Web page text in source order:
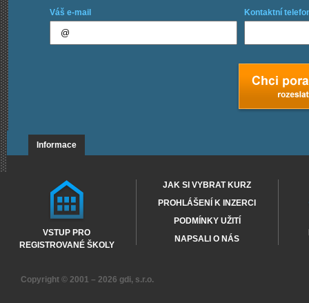
Váš e-mail Kontaktní
Informace
VSTUP PRO
REGISTROVANÉ ŠKOLY
JAK SI VYBRAT KURZ
PROHLÁŠENÍ K INZERCI
PODMÍNKY UŽITÍ
NAPSALI O NÁS
Copyright © 2001 – 2026 gdi, s.r.o.